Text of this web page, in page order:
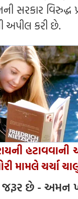
સરકાર
અપીલ કરી છે.
હટાવવાની
મામલે ચર્ચા
જરૂર છે - અમન